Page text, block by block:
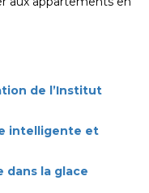
de l’Institut
intelligente et
dans la glace